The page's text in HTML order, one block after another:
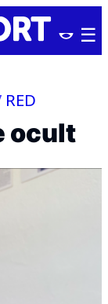
RED
ocult